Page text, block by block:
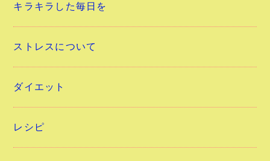
キラキラした毎日を
ストレスについて
ダイエット
レシピ